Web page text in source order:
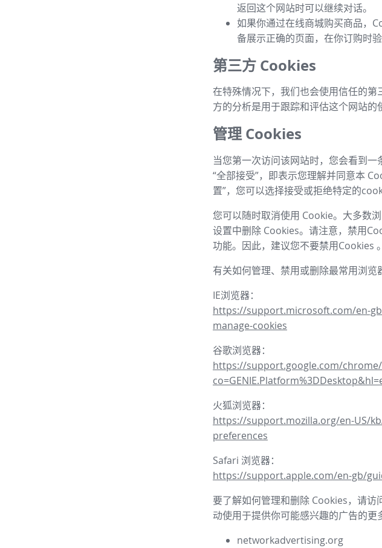
返回这个网站时可以继续对话。
如果你通过在线商城购买商品，
备展示正确的页面，在你订购时
第三方 Cookies
在特殊情况下，我们也会使用信任的
方的分析是用于跟踪和评估这个网站的
管理 Cookies
当您第一次访问该网站时，您会看到
“全部接受”，即表示您理解并同意本
置”，您可以选择接受或拒绝特定的
您可以随时取消使用 Cookie。大多数
设置中删除 Cookies。请注意，禁用
功能。因此，建议您不要禁用Cookies 。
有关如何管理、禁用或删除最常用浏览
IE浏览器：
https://support.microsoft.com/en-
manage-cookies
谷歌浏览器：
https://support.google.com/
火狐浏览器：
https://support.mozilla.org/en-US/
preferences
Safari 浏览器：
https://support.apple.com/en-gb/
要了解如何管理和删除 Cookies，请
动使用于提供你可能感兴趣的广告的更
networkadvertising.org